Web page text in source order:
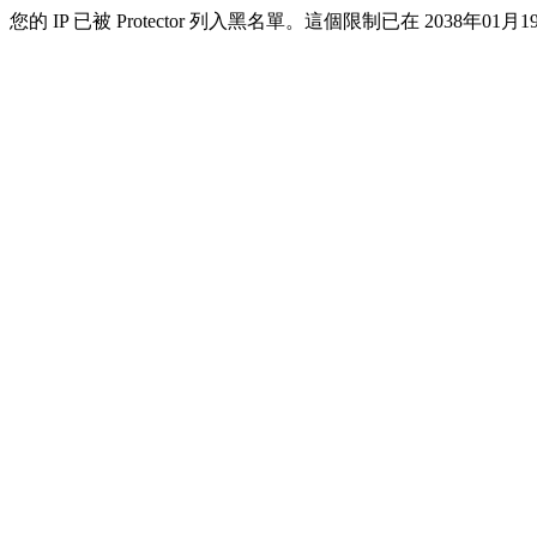
您的 IP 已被 Protector 列入黑名單。這個限制已在 2038年01月